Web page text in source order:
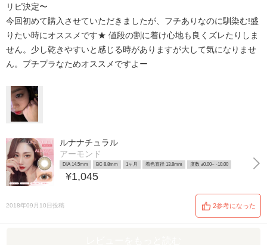
リピ決定〜
今回初めて購入させていただきましたが、フチありなのに馴染む!盛
りたい時にオススメです★ 値段の割に着け心地も良くズレたりしま
せん。少し乾きやすいと感じる時がありますが大して気になりませ
ん。プチプラなためオススメですよー
ルナナチュラル
アーモンド
DIA 14.5mm BC 8.8mm 1ヶ月 着色直径 13.8mm 度数 ±0.00~ -10.00
¥1,045
2018年09月10日投稿 2参考になった